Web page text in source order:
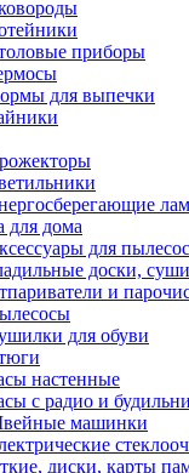
приборы
для выпечки
для дома
для
доски,
и
для обуви
настенные
с радио и
машинки
диски, карты